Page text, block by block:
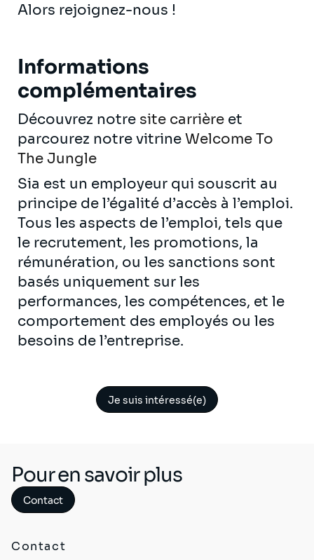
Alors rejoignez-nous !
Informations
complémentaires
Découvrez notre site carrière et
parcourez notre vitrine Welcome To
The Jungle
Sia est un employeur qui souscrit au
principe de l’égalité d’accès à l’emploi.
Tous les aspects de l’emploi, tels que
le recrutement, les promotions, la
rémunération, ou les sanctions sont
basés uniquement sur les
performances, les compétences, et le
comportement des employés ou les
besoins de l’entreprise.
Je suis intéressé(e)
Pour en savoir plus
Contact
Contact